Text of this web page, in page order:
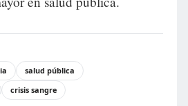
salud pública
crisis sangre